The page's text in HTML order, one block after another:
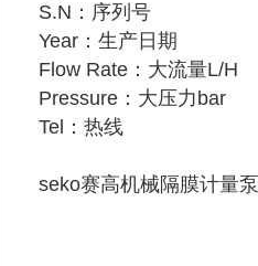
S.N：序列号
Year：生产日期
Flow Rate：大流量L/H
Pressure：大压力bar
Tel：热线
seko赛高机械隔膜计量